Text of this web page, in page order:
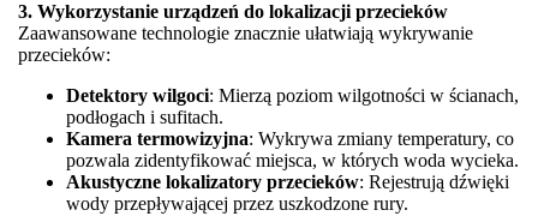
3. Wykorzystanie urządzeń do lokalizacji przecieków
Zaawansowane technologie znacznie ułatwiają wykrywanie
przecieków:
Detektory wilgoci: Mierzą poziom wilgotności w ścianach,
podłogach i sufitach.
Kamera termowizyjna: Wykrywa zmiany temperatury, co
pozwala zidentyfikować miejsca, w których woda wycieka.
Akustyczne lokalizatory przecieków: Rejestrują dźwięki
wody przepływającej przez uszkodzone rury.